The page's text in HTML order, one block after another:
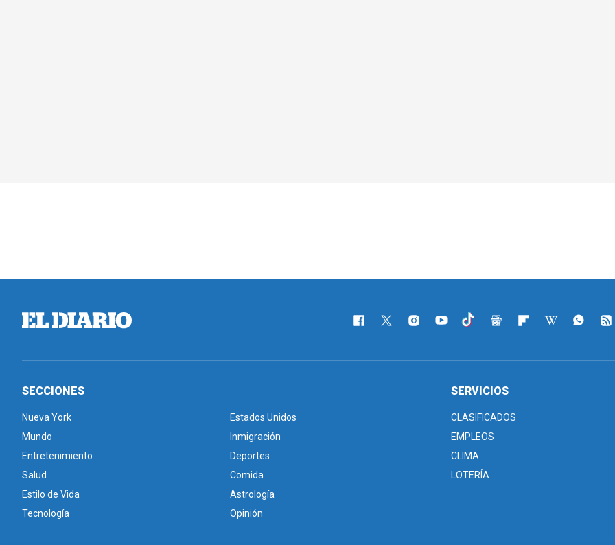
SECCIONES
Nueva York
Estados Unidos
Mundo
Inmigración
Entretenimiento
Deportes
Salud
Comida
Estilo de Vida
Astrología
Tecnología
Opinión
SERVICIOS
CLASIFICADOS
EMPLEOS
CLIMA
LOTERÍA